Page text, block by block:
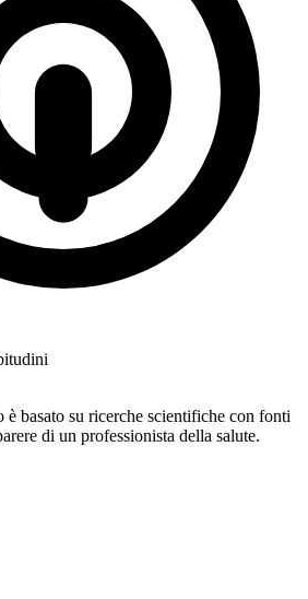
è basato su ricerche scientifiche con fonti
di un professionista della salute.